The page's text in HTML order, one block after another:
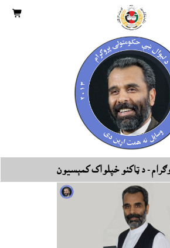

- د ټاکنو خپلواک کمېسيون